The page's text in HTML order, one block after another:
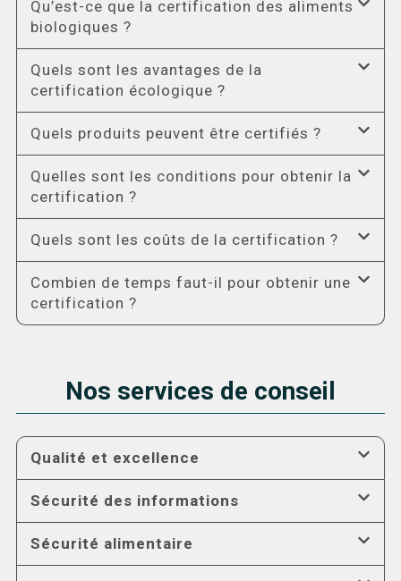
Qu’est-ce que la certification des aliments
biologiques ?
Quels sont les avantages de la
certification écologique ?
Quels produits peuvent être certifiés ?
Quelles sont les conditions pour obtenir la
certification ?
Quels sont les coûts de la certification ?
Combien de temps faut-il pour obtenir une
certification ?
Nos services de conseil
Qualité et excellence
Sécurité des informations
Sécurité alimentaire